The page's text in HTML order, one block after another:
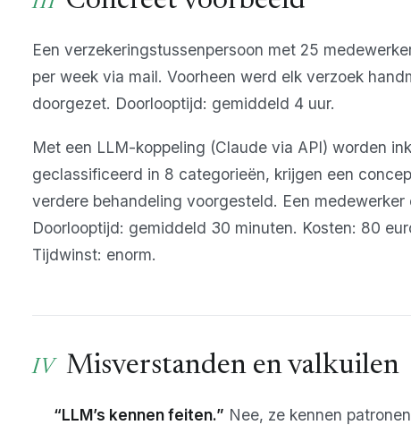
Een verzekeringstussenpersoon met 25
per week via mail. Voorheen werd elk verzoek
doorgezet. Doorlooptijd: gemiddeld 4 uur.
Met een LLM-koppeling (Claude via API) worden
geclassificeerd in 8 categorieën, krijgen een
verdere behandeling voorgesteld. Een
Doorlooptijd: gemiddeld 30 minuten. Kosten: 80
Tijdwinst: enorm.
Misverstanden en valkuilen
“LLM’s kennen feiten.” Nee, ze kennen